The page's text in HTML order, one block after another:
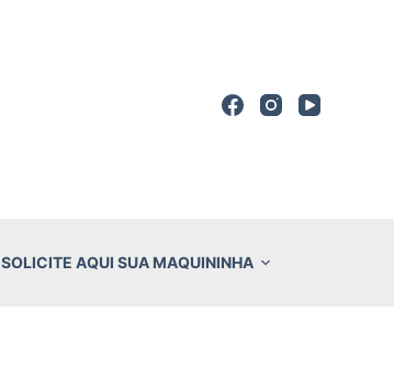
SOLICITE AQUI SUA MAQUININHA